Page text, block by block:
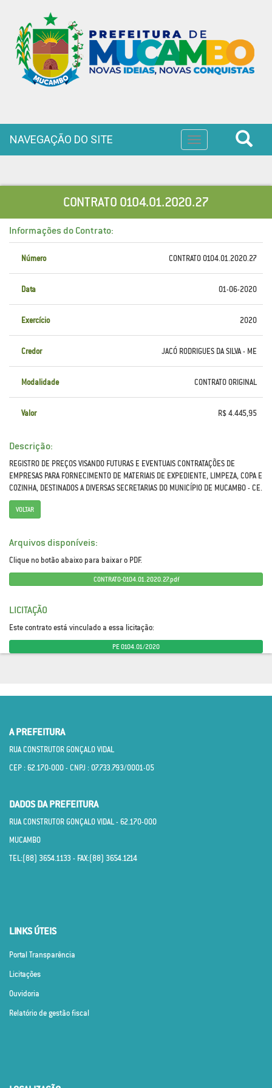
Toggle
navigation
NAVEGAÇÃO DO SITE
CONTRATO 0104.01.2020.27
Informações do Contrato:
Número CONTRATO 0104.01.2020.27
Data 01-06-2020
Exercício 2020
Credor JACÓ RODRIGUES DA SILVA - ME
Modalidade CONTRATO ORIGINAL
Valor R$ 4.445,95
Descrição:
REGISTRO DE PREÇOS VISANDO FUTURAS E EVENTUAIS CONTRATAÇÕES DE
EMPRESAS PARA FORNECIMENTO DE MATERIAIS DE EXPEDIENTE, LIMPEZA, COPA E
COZINHA, DESTINADOS A DIVERSAS SECRETARIAS DO MUNICÍPIO DE MUCAMBO - CE.
VOLTAR
Arquivos disponíveis:
Clique no botão abaixo para baixar o PDF.
CONTRATO-0104.01.2020.27.pdf
LICITAÇÃO
Este contrato está vinculado a essa licitação:
PE 0104.01/2020
A PREFEITURA
RUA CONSTRUTOR GONÇALO VIDAL
CEP : 62.170­-000 - CNPJ : 07.733.793/0001­-05
DADOS DA PREFEITURA
RUA CONSTRUTOR GONÇALO VIDAL - 62.170­-000
MUCAMBO
TEL:(88) 3654.1133 - FAX:(88) 3654.1214
LINKS ÚTEIS
Portal Transparência
Licitações
Ouvidoria
Relatório de gestão fiscal